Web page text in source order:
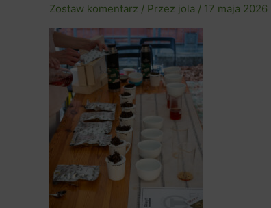
Zostaw komentarz / Przez jola / 17 maja 2026